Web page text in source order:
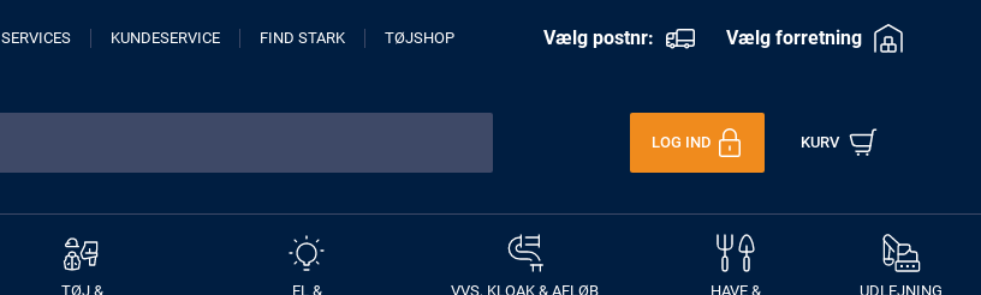
SERVICES KUNDESERVICE FIND STARK TØJSHOP Vælg postnr: Vælg forretning
LOG IND KURV
TØJ &
EL &
VVS, KLOAK & AFLØB
HAVE &
UDLEJNING